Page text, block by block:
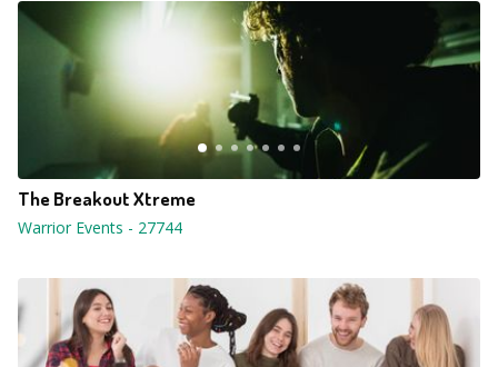
The Breakout Xtreme
Warrior Events - 27744